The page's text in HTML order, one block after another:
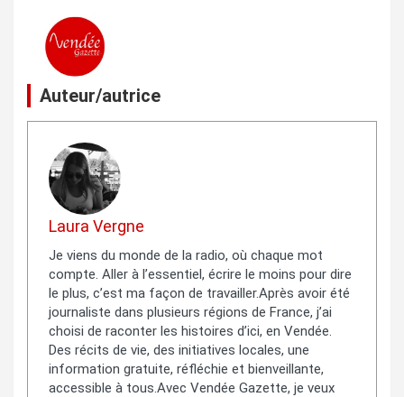
Auteur/autrice
Laura Vergne
Je viens du monde de la radio, où chaque mot
compte. Aller à l’essentiel, écrire le moins pour dire
le plus, c’est ma façon de travailler.Après avoir été
journaliste dans plusieurs régions de France, j’ai
choisi de raconter les histoires d’ici, en Vendée.
Des récits de vie, des initiatives locales, une
information gratuite, réfléchie et bienveillante,
accessible à tous.Avec Vendée Gazette, je veux